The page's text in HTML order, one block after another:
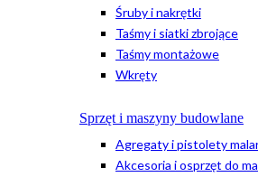
Śruby i nakrętki
Taśmy i siatki zbrojące
Taśmy montażowe
Wkręty
Sprzęt i maszyny budowlane
Agregaty i pistolety
Akcesoria i osprzęt do